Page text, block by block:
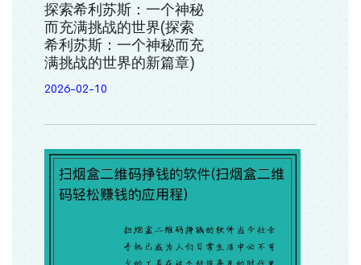
探索希利苏斯：一个神秘
而充满挑战的世界(探索
希利苏斯：一个神秘而充
满挑战的世界的新篇章)
2026-02-10